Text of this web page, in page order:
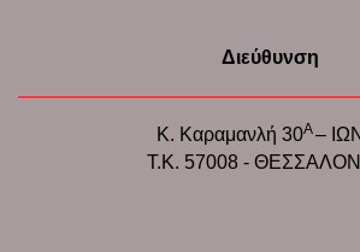
Διεύθυνση
Κ. Καραμανλή 30Α–
Τ.Κ. 57008 -